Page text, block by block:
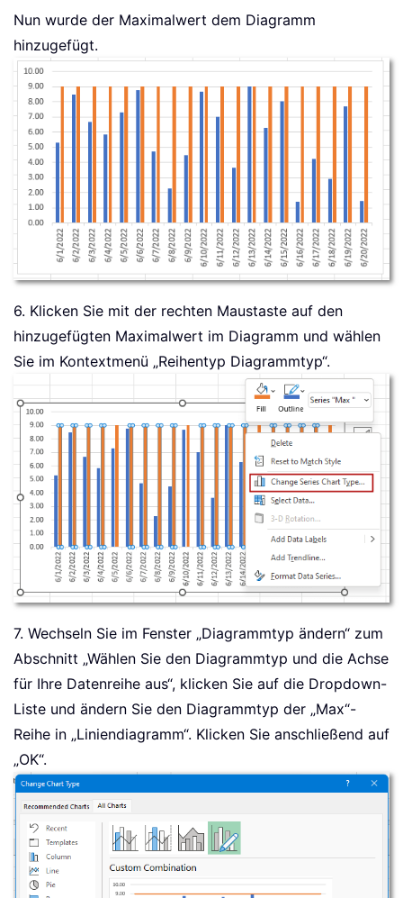
Nun wurde der Maximalwert dem Diagramm
hinzugefügt.
6. Klicken Sie mit der rechten Maustaste auf den
hinzugefügten Maximalwert im Diagramm und wählen
Sie im Kontextmenü „Reihentyp Diagrammtyp“.
7. Wechseln Sie im Fenster „Diagrammtyp ändern“ zum
Abschnitt „Wählen Sie den Diagrammtyp und die Achse
für Ihre Datenreihe aus“, klicken Sie auf die Dropdown-
Liste und ändern Sie den Diagrammtyp der „Max“-
Reihe in „Liniendiagramm“. Klicken Sie anschließend auf
„OK“.